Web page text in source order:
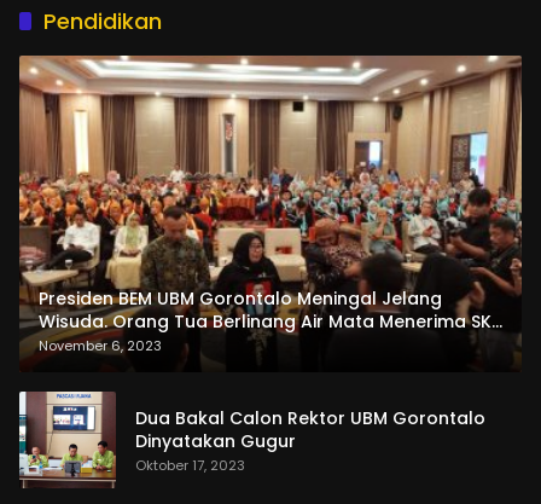
Pendidikan
Presiden BEM UBM Gorontalo Meningal Jelang
Wisuda. Orang Tua Berlinang Air Mata Menerima SKL
dan Pemasangan Salempang
November 6, 2023
Dua Bakal Calon Rektor UBM Gorontalo
Dinyatakan Gugur
Oktober 17, 2023